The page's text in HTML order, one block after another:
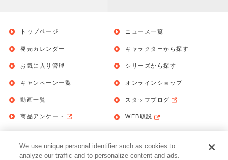
トップページ
発売カレンダー
お気に入り管理
ニュース一覧
キャラクターから探す
シリーズから探す
キャンペーン一覧
動画一覧
商品アンケート
オンラインショップ
スタッフブログ
WEB取説
お問い合わせ 個人情報保護方針
We use unique personal identifier such as cookies to
analyze our traffic and to personalize content and ads.